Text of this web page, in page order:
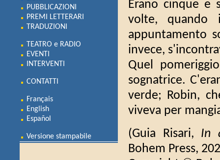
PUBBLICAZIONI
PREMI LETTERARI
TRADUZIONI
TEATRO e RADIO
EVENTI
INTERVENTI
CONTATTI
Français
English
Español
Versione stampabile
Erano cinque e
volte, quando
appuntamento
invece,
Quel
sognatrice.
verde; Robin,
viveva per
(Guia Risari, In
Bohem Press,